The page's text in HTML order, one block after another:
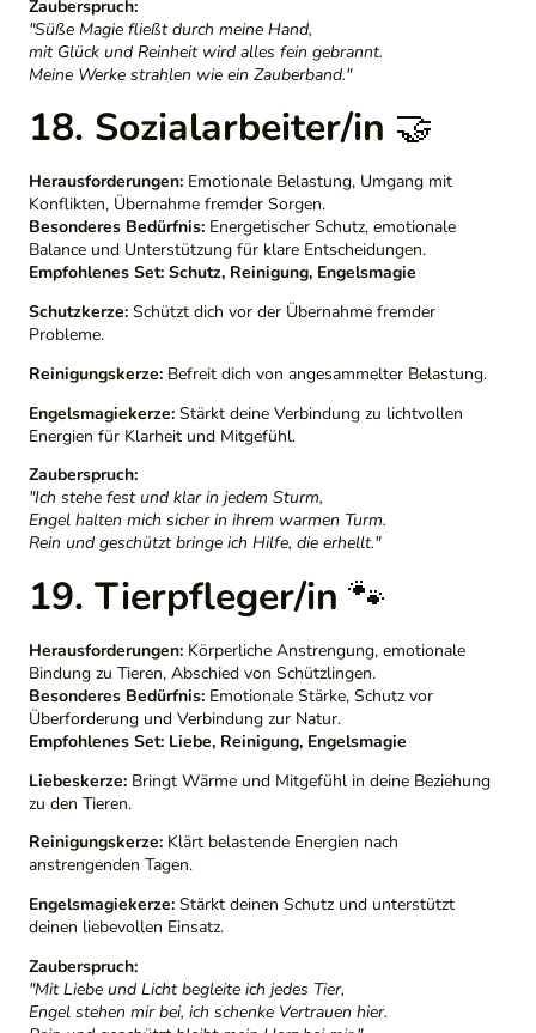
Zauberspruch:
"Süße Magie fließt durch meine Hand,
mit Glück und Reinheit wird alles fein gebrannt.
Meine Werke strahlen wie ein Zauberband."
18. Sozialarbeiter/in 🤝
Herausforderungen: Emotionale Belastung, Umgang mit
Konflikten, Übernahme fremder Sorgen.
Besonderes Bedürfnis: Energetischer Schutz, emotionale
Balance und Unterstützung für klare Entscheidungen.
Empfohlenes Set: Schutz, Reinigung, Engelsmagie
Schutzkerze: Schützt dich vor der Übernahme fremder
Probleme.
Reinigungskerze: Befreit dich von angesammelter Belastung.
Engelsmagiekerze: Stärkt deine Verbindung zu lichtvollen
Energien für Klarheit und Mitgefühl.
Zauberspruch:
"Ich stehe fest und klar in jedem Sturm,
Engel halten mich sicher in ihrem warmen Turm.
Rein und geschützt bringe ich Hilfe, die erhellt."
19. Tierpfleger/in 🐾
Herausforderungen: Körperliche Anstrengung, emotionale
Bindung zu Tieren, Abschied von Schützlingen.
Besonderes Bedürfnis: Emotionale Stärke, Schutz vor
Überforderung und Verbindung zur Natur.
Empfohlenes Set: Liebe, Reinigung, Engelsmagie
Liebeskerze: Bringt Wärme und Mitgefühl in deine Beziehung
zu den Tieren.
Reinigungskerze: Klärt belastende Energien nach
anstrengenden Tagen.
Engelsmagiekerze: Stärkt deinen Schutz und unterstützt
deinen liebevollen Einsatz.
Zauberspruch:
"Mit Liebe und Licht begleite ich jedes Tier,
Engel stehen mir bei, ich schenke Vertrauen hier.